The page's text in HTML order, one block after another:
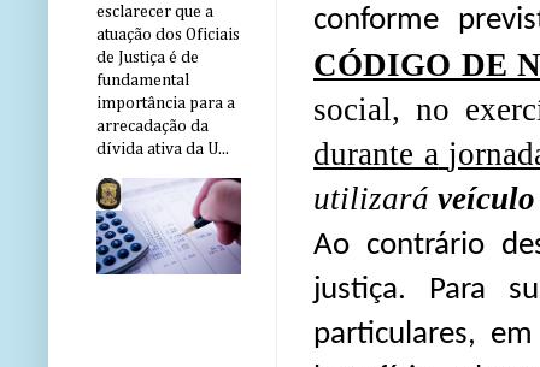
conforme
CÓDIGO DE
social, no
durante a
utilizará
Ao contrário
justiça. Para
particulares,
esclarecer que a
atuação dos Oficiais
de Justiça é de
fundamental
importância para a
arrecadação da
dívida ativa da U...